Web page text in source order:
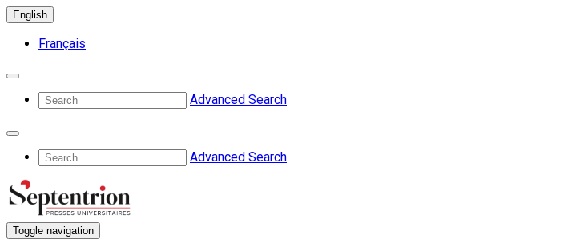
English
Français
Advanced Search
Advanced Search
Toggle navigation